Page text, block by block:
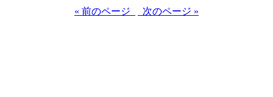
« 前のページ 次のページ »